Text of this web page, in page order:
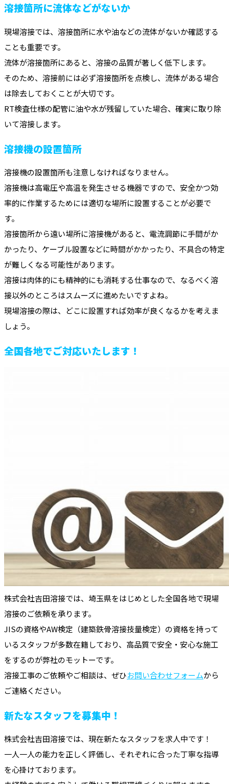
溶接箇所に流体などがないか
現場溶接では、溶接箇所に水や油などの流体がないか確認する
ことも重要です。
流体が溶接箇所にあると、溶接の品質が著しく低下します。
そのため、溶接前には必ず溶接箇所を点検し、流体がある場合
は除去しておくことが大切です。
RT検査仕様の配管に油や水が残留していた場合、確実に取り除
いて溶接します。
溶接機の設置箇所
溶接機の設置箇所も注意しなければなりません。
溶接機は高電圧や高温を発生させる機器ですので、安全かつ効
率的に作業するためには適切な場所に設置することが必要で
す。
溶接箇所から遠い場所に溶接機があると、電流調節に手間がか
かったり、ケーブル設置などに時間がかかったり、不具合の特定
が難しくなる可能性があります。
溶接は肉体的にも精神的にも消耗する仕事なので、なるべく溶
接以外のところはスムーズに進めたいですよね。
現場溶接の際は、どこに設置すれば効率が良くなるかを考えま
しょう。
全国各地でご対応いたします！
株式会社吉田溶接では、埼玉県をはじめとした全国各地で現場
溶接のご依頼を承ります。
JISの資格やAW検定（建築鉄骨溶接技量検定）の資格を持って
いるスタッフが多数在籍しており、高品質で安全・安心な施工
をするのが弊社のモットーです。
溶接工事のご依頼やご相談は、ぜひお問い合わせフォームから
ご連絡ください。
新たなスタッフを募集中！
株式会社吉田溶接では、現在新たなスタッフを求人中です！
一人一人の能力を正しく評価し、それぞれに合った丁寧な指導
を心掛けております。